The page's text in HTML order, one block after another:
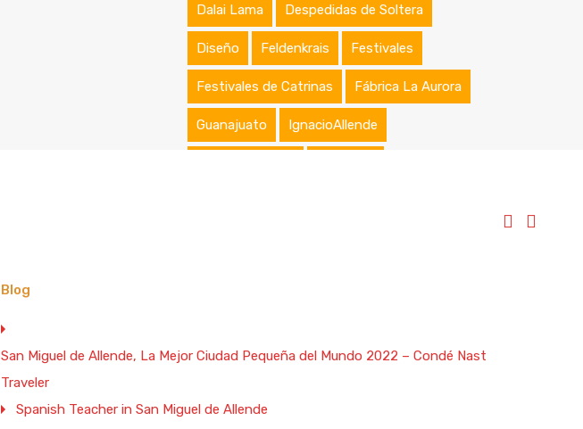
Dalai Lama Despedidas de Soltera
Diseño Feldenkrais Festivales
Festivales de Catrinas Fábrica La Aurora
Guanajuato IgnacioAllende
Rentas Vacacionales Reserva Natural
Blog
San Miguel de Allende, La Mejor Ciudad Pequeña del Mundo 2022 – Condé Nast
Traveler
Spanish Teacher in San Miguel de Allende